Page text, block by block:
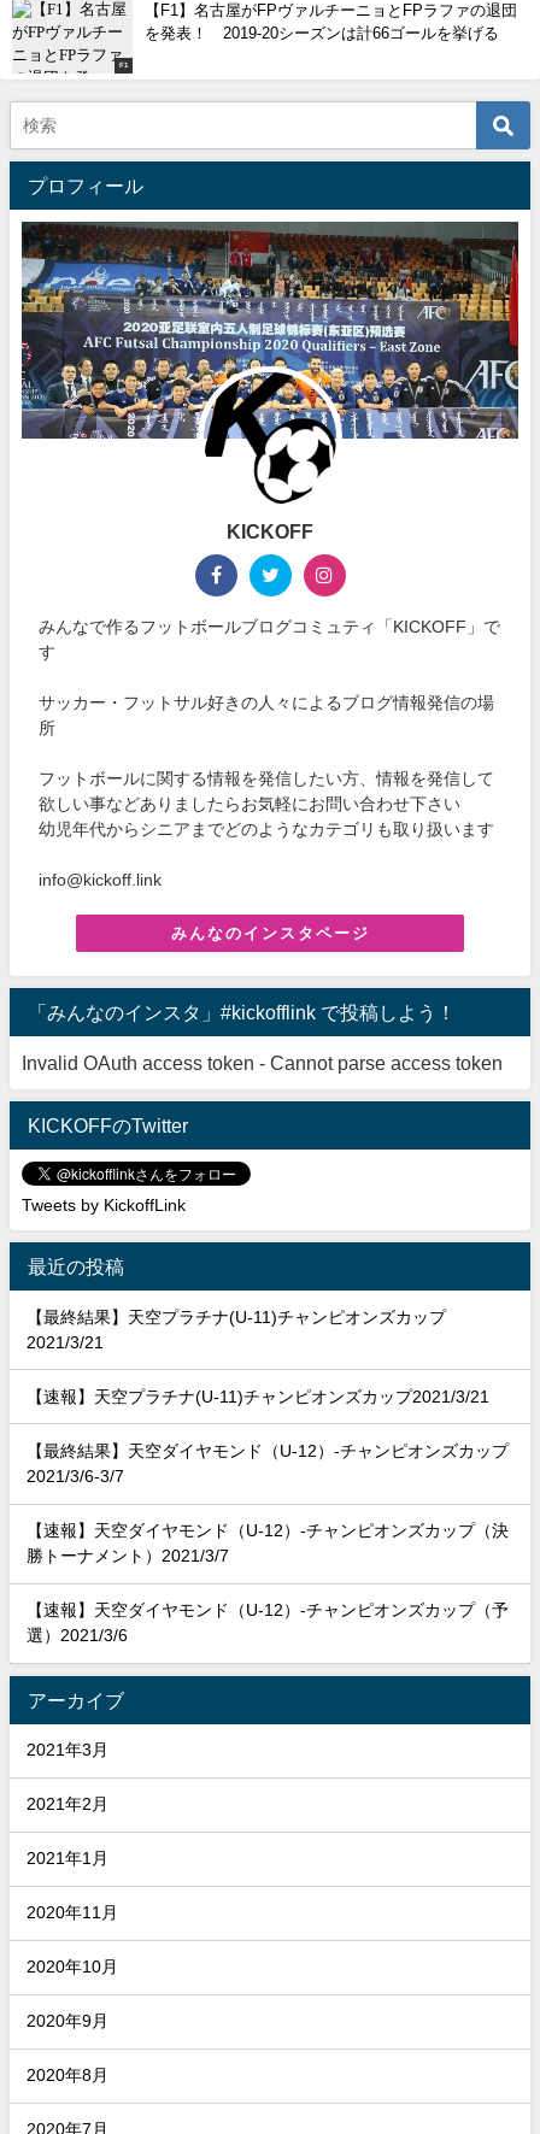
F1
【F1】名古屋がFPヴァルチーニョとFPラファの退団
を発表！ 2019-20シーズンは計66ゴールを挙げる
プロフィール
KICKOFF
みんなで作るフットボールブログコミュティ「KICKOFF」で
す
サッカー・フットサル好きの人々によるブログ情報発信の場
所
フットボールに関する情報を発信したい方、情報を発信して
欲しい事などありましたらお気軽にお問い合わせ下さい
幼児年代からシニアまでどのようなカテゴリも取り扱います
info@kickoff.link
みんなのインスタページ
「みんなのインスタ」#kickofflink で投稿しよう！
Invalid OAuth access token - Cannot parse access token
KICKOFFのTwitter
Tweets by KickoffLink
最近の投稿
【最終結果】天空プラチナ(U-11)チャンピオンズカップ
2021/3/21
【速報】天空プラチナ(U-11)チャンピオンズカップ2021/3/21
【最終結果】天空ダイヤモンド（U-12）-チャンピオンズカップ
2021/3/6-3/7
【速報】天空ダイヤモンド（U-12）-チャンピオンズカップ（決
勝トーナメント）2021/3/7
【速報】天空ダイヤモンド（U-12）-チャンピオンズカップ（予
選）2021/3/6
アーカイブ
2021年3月
2021年2月
2021年1月
2020年11月
2020年10月
2020年9月
2020年8月
2020年7月